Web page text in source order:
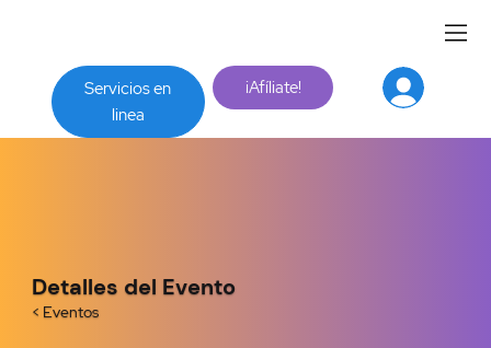
Servicios en
linea
¡Afíliate!
Detalles del Evento
< Eventos